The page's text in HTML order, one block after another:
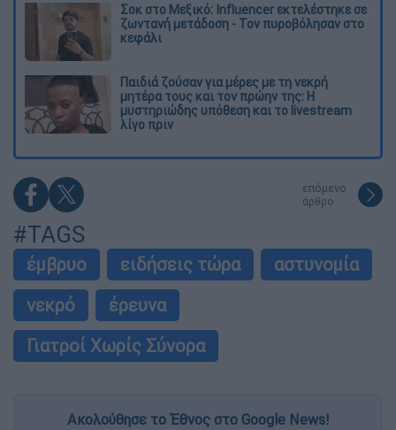
Σοκ στο Μεξικό: Influencer εκτελέστηκε σε
ζωντανή μετάδοση - Τον πυροβόλησαν στο
κεφάλι
Παιδιά ζούσαν για μέρες με τη νεκρή
μητέρα τους και τον πρώην της: Η
μυστηριώδης υπόθεση και το livestream
λίγο πριν
επόμενο
άρθρο
#TAGS
έμβρυο ειδήσεις τώρα
αστυνομία
νεκρό
έρευνα
Γιατροί Χωρίς Σύνορα
Ακολούθησε το Έθνος στο Google News!